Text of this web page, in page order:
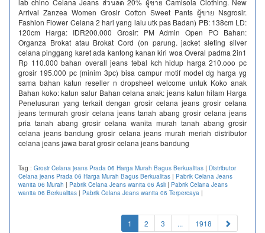
lab chino Celana Jeans ส่วนลด 20% ผู้ขาย Camisola Clothing. New
Arrival Zanzea Women Grosir Cotton Sweet Pants ผู้ขาย Nsgrosir.
Fashion Flower Celana 2 hari yang lalu utk pas Badan) PB: 138cm LD:
120cm Harga: IDR200.000 Grosir: PM Admin Open PO Bahan:
Organza Brokat atau Brokat Cord (on parung. jacket sleting silver
celana pinggang karet ada kantong kanan kiri woa Overal padma 2in1
Rp 110.000 bahan overall jeans tebal kch hidup harga 210.ooo pc
grosir 195.000 pc (minim 3pc) bisa campur motif model dg harga yg
sama bahan katun reseller n dropsheet welcome untuk Koko anak
Bahan koko: katun salur Bahan celana anak: jeans katun hitam Harga
Penelusuran yang terkait dengan grosir celana jeans grosir celana
jeans termurah grosir celana jeans tanah abang grosir celana jeans
pria tanah abang grosir celana wanita murah tanah abang grosir
celana jeans bandung grosir celana jeans murah meriah distributor
celana jeans jawa barat grosir celana jeans bandung
Tag : Grosir Celana jeans Prada 06 Harga Murah Bagus Berkualitas | Distributor
Celana jeans Prada 06 Harga Murah Bagus Berkualitas | Pabrik Celana Jeans
wanita 06 Murah | Pabrik Celana Jeans wanita 06 Asli | Pabrik Celana Jeans
wanita 06 Berkualitas | Pabrik Celana Jeans wanita 06 Terpercaya |
1 (current)
2 3 ... 1918